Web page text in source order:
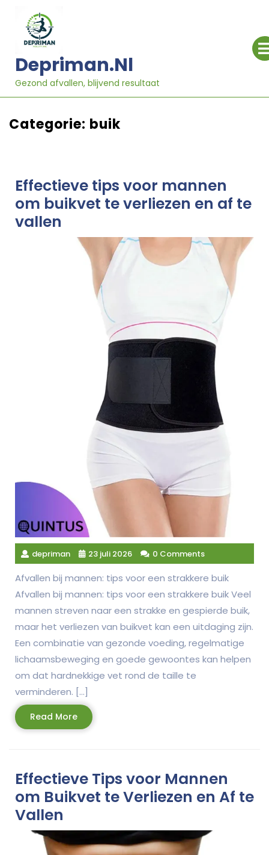
inhoud
Depriman.nl
Gezond afvallen, blijvend resultaat
Categorie: buik
Effectieve tips voor mannen
om buikvet te verliezen en af te
vallen
depriman 23 juli 2026 0 Comments
Afvallen bij mannen: tips voor een strakkere buik
Afvallen bij mannen: tips voor een strakkere buik Veel
mannen streven naar een strakke en gespierde buik,
maar het verliezen van buikvet kan een uitdaging zijn.
Een combinatie van gezonde voeding, regelmatige
lichaamsbeweging en goede gewoontes kan helpen
om dat hardnekkige vet rond de taille te
verminderen. […]
Read MoreRead
More
Effectieve Tips voor Mannen
om Buikvet te Verliezen en Af te
Vallen